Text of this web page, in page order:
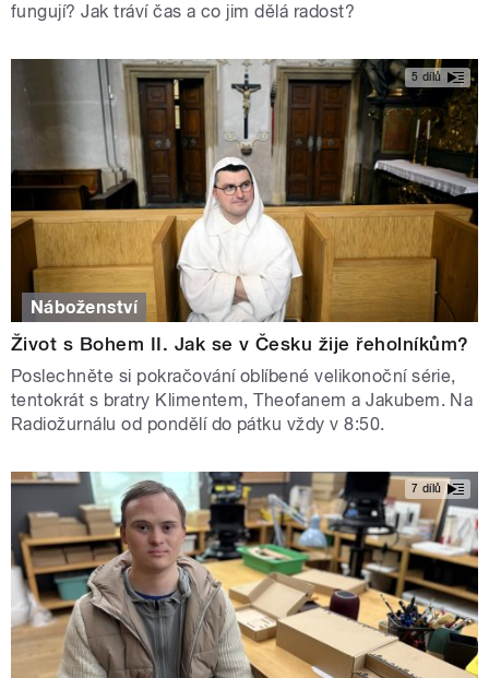
fungují? Jak tráví čas a co jim dělá radost?
5 dílů
Náboženství
Život s Bohem II. Jak se v Česku žije řeholníkům?
Poslechněte si pokračování oblíbené velikonoční série,
tentokrát s bratry Klimentem, Theofanem a Jakubem. Na
Radiožurnálu od pondělí do pátku vždy v 8:50.
7 dílů